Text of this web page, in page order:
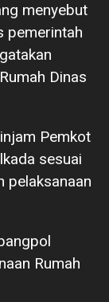
menyebut
pemerintah
Dinas
Pemkot
sesuai
pelaksanaan
Rumah